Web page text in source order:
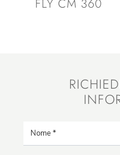
FLY CM 360